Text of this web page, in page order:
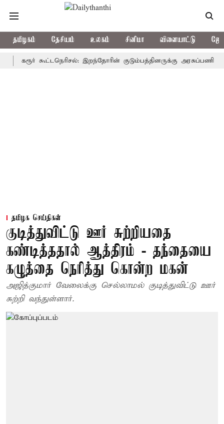
தமிழகம் தேசியம் உலகம் சினிமா விளையாட்டு
கூட்டநெரிசல்: இறந்தோரின் குடும்பத்தினருக்கு அரசுப்பணி
தமிழக செய்திகள்
குடித்துவிட்டு ஊர் சுற்றியதை
கண்டித்ததால் ஆத்திரம் - தந்தையை
கழுத்தை நெரித்து கொன்ற மகன்
அஜித்குமார் வேலைக்கு செல்லாமல் குடித்துவிட்டு ஊர்
சுற்றி வந்துள்ளார்.